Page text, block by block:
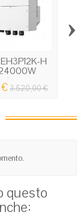
H
€3.520,00 €
›
questo